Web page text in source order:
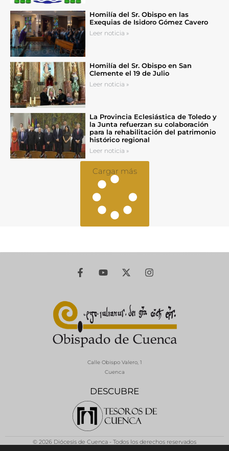
Homilía del Sr. Obispo en las
Exequias de Isidoro Gómez Cavero
Leer noticia »
Homilía del Sr. Obispo en San
Clemente el 19 de Julio
Leer noticia »
La Provincia Eclesiástica de Toledo y
la Junta refuerzan su colaboración
para la rehabilitación del patrimonio
histórico regional
Leer noticia »
Cargar más
DESCUBRE
Calle Obispo Valero, 1
Cuenca
© 2026 Diócesis de Cuenca - Todos los derechos reservados